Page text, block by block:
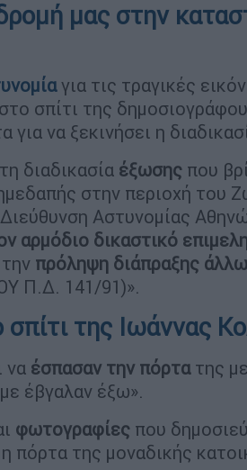
μας στην
για τις τραγικές
σπίτι της δημοσιογράφου
να ξεκινήσει η
διαδικασία έξωσης που
στην περιοχή του
Αστυνομίας
αρμόδιο δικαστικό
πρόληψη διάπραξης
Π.Δ. 141/91)».
της Ιωάννας
να έσπασαν την πόρτατης με
έβγαλαν έξω».
φωτογραφίες που
της μοναδικής